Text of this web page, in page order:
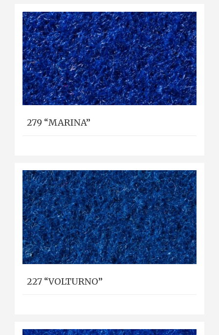
279 “MARINA”
227 “VOLTURNO”